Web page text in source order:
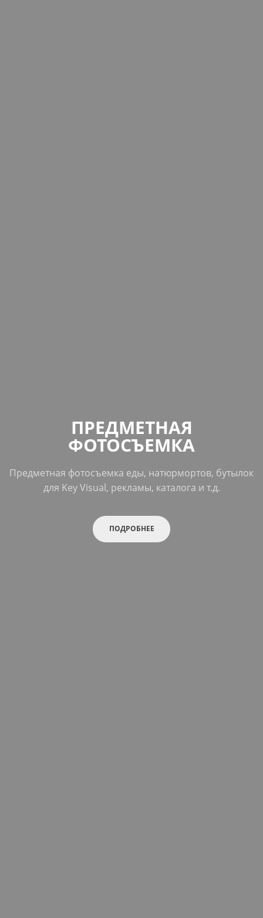
ПРЕДМЕТНАЯ
ФОТОСЪЕМКА
Предметная фотосъемка еды, натюрмортов, бутылок
для Key Visual, рекламы, каталога и т.д.
ПОДРОБНЕЕ